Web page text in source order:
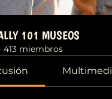
101 MUSEOS
· 413 miembros